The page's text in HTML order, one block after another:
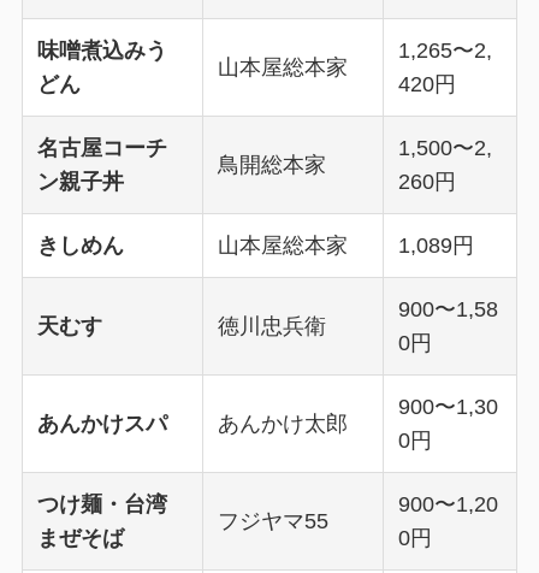
味噌煮込みう
どん
山本屋総本家
1,265〜2,
420円
名古屋コーチ
ン親子丼
鳥開総本家
1,500〜2,
260円
きしめん 山本屋総本家 1,089円
天むす 徳川忠兵衛
900〜1,58
0円
あんかけスパ あんかけ太郎
900〜1,30
0円
つけ麺・台湾
まぜそば
フジヤマ55
900〜1,20
0円